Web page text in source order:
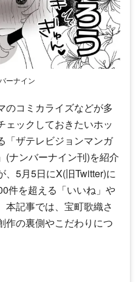
ーナイン
のコミカライズなどが多
ェックしておきたいホッ
「ザテレビジョンマンガ
(ナンバーナイン刊)を紹介
、5月5日にX(旧Twitter)に
件を超える「いいね」や
本記事では、宝町歌織さ
作の裏側やこだわりにつ